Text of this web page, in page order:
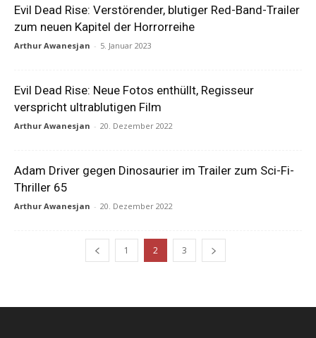
Evil Dead Rise: Verstörender, blutiger Red-Band-Trailer
zum neuen Kapitel der Horrorreihe
Arthur Awanesjan - 5. Januar 2023
Evil Dead Rise: Neue Fotos enthüllt, Regisseur
verspricht ultrablutigen Film
Arthur Awanesjan - 20. Dezember 2022
Adam Driver gegen Dinosaurier im Trailer zum Sci-Fi-
Thriller 65
Arthur Awanesjan - 20. Dezember 2022
1 2 3